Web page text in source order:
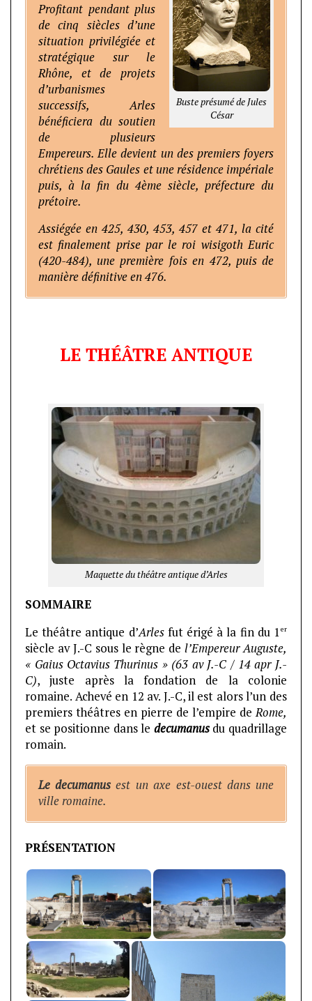
Buste présumé de Jules
César
Profitant pendant plus
de cinq siècles d’une
situation privilégiée et
stratégique sur le
Rhône, et de projets
d’urbanismes
successifs, Arles
bénéficiera du soutien
de plusieurs
Empereurs. Elle devient un des premiers foyers
chrétiens des Gaules et une résidence impériale
puis, à la fin du 4ème siècle, préfecture du
prétoire.
Assiégée en 425, 430, 453, 457 et 471, la cité
est finalement prise par le roi wisigoth Euric
(420-484), une première fois en 472, puis de
manière définitive en 476.
LE THÉÂTRE ANTIQUE
Maquette du théâtre antique d’Arles
SOMMAIRE
Le théâtre antique d’Arlesfut érigé à la fin du 1er
siècle av J.-C sous le règne del’Empereur Auguste,
« Gaius Octavius Thurinus » (63 av J.-C / 14 apr J.-
C), juste après la fondation de la colonie
romaine. Achevé en 12 av. J.-C, il est alors l’un des
premiers théâtres en pierre de l’empire deRome,
et se positionne dans le decumanusdu quadrillage
romain.
Le decumanus est un axe est-ouest dans une
ville romaine.
PRÉSENTATION